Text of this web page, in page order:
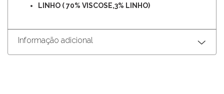
LINHO ( 70% VISCOSE,3% LINHO)
Informação adicional